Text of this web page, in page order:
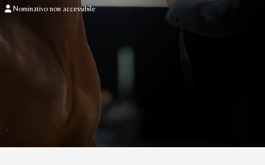
Nominativo non accessibile